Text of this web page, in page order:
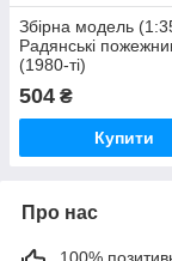
Збірна модель
Радянські
(1980-ті)
504 ₴
Купити
Про нас